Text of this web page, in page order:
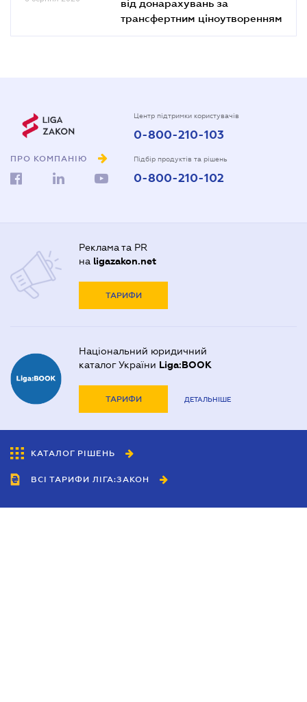
від донарахувань за
трансфертним ціноутворенням
ПРО КОМПАНІЮ
Центр підтримки користувачів
0-800-210-103
Підбір продуктів та рішень
0-800-210-102
Реклама та PR
на ligazakon.net
ТАРИФИ
Національний юридичний
каталог України Liga:BOOK
ТАРИФИ ДЕТАЛЬНІШЕ
КАТАЛОГ РІШЕНЬ
ВСІ ТАРИФИ ЛІГА:ЗАКОН